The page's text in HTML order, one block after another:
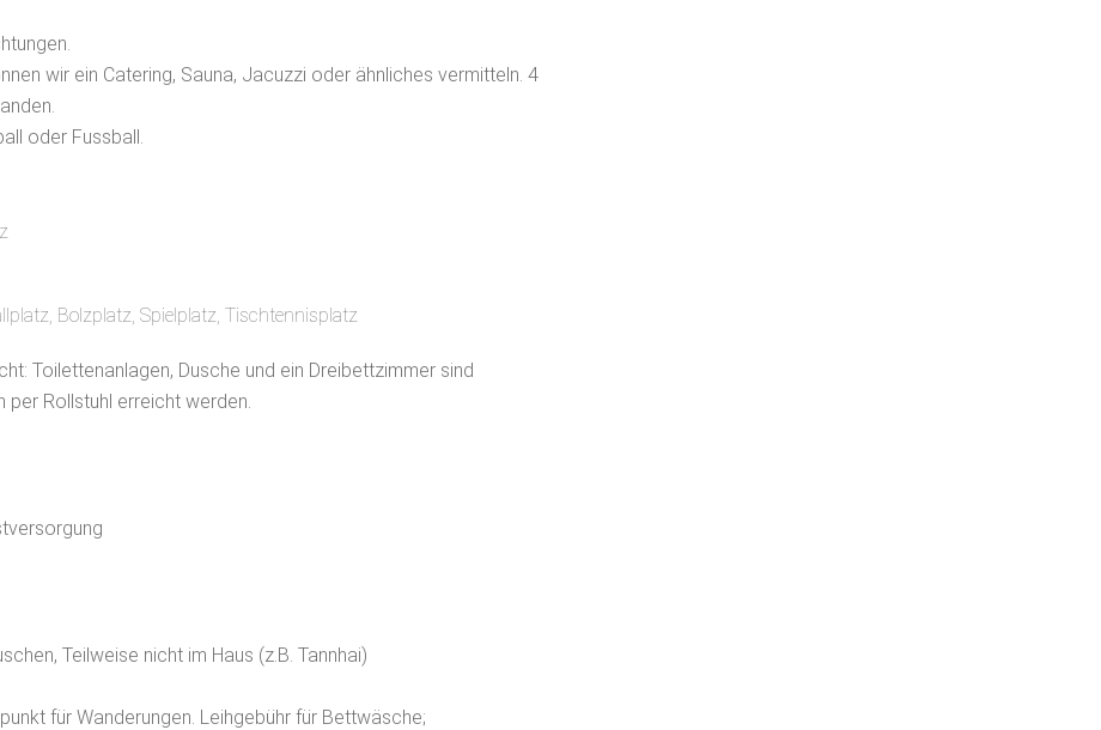
wir ein Catering, Sauna, Jacuzzi oder ähnliches vermitteln. 4
oder Fussball.
Bolzplatz, Spielplatz, Tischtennisplatz
Toilettenanlagen, Dusche und ein Dreibettzimmer sind
Rollstuhl erreicht werden.
Teilweise nicht im Haus (z.B. Tannhai)
für Wanderungen. Leihgebühr für Bettwäsche;